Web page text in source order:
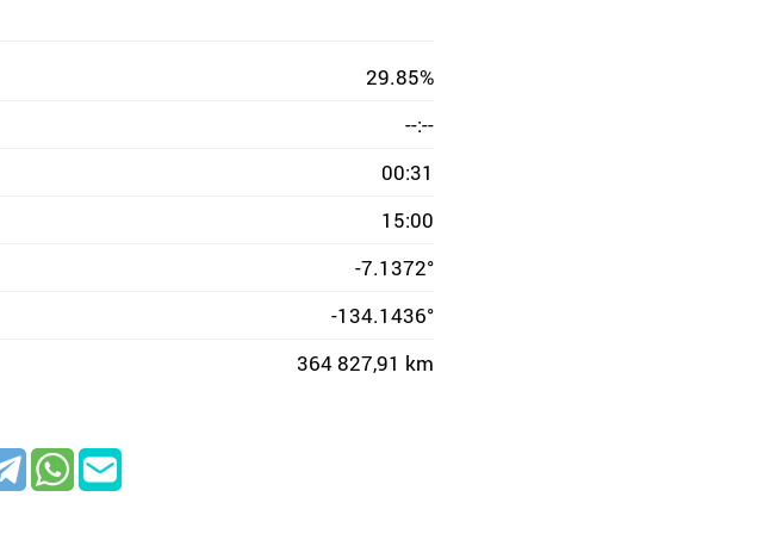
29.85%
--:--
00:31
15:00
-7.1372°
-134.1436°
364 827,91 km